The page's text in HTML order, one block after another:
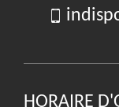
HORAIRE